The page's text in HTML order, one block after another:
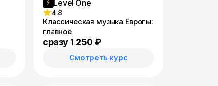
Level One
4.8
Классическая музыка Европы:
главное
сразу 1 250 ₽
Смотреть курс